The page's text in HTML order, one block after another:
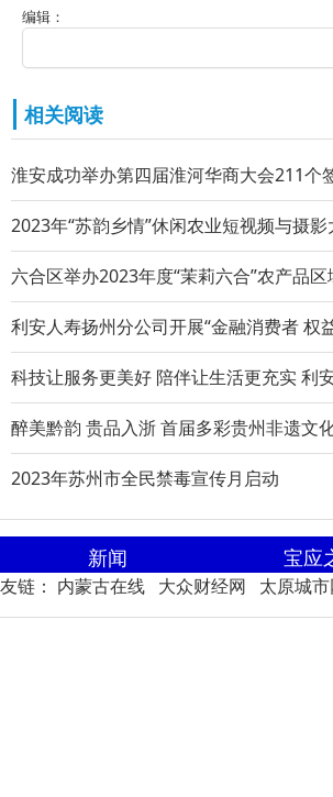
编辑：
相关阅读
淮安成功举办第四届淮河华商大会211个
2023年“苏韵乡情”休闲农业短视频与摄影
六合区举办2023年度“茉莉六合”农产品区
利安人寿扬州分公司开展“金融消费者 权
科技让服务更美好 陪伴让生活更充实 利
醉美黔韵 贵品入浙 首届多彩贵州非遗文
2023年苏州市全民禁毒宣传月启动
新闻 宝应
友链： 内蒙古在线 大众财经网 太原城